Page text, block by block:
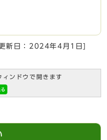
新日： 2024年4月1日
ンドウで開きます